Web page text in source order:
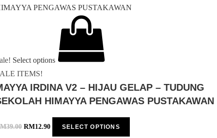
Select options
ITEMS!
IRDINA V2 – HIJAU GELAP – TUDUNG
HIMAYYA PENGAWAS PUSTAKAWAN
39.00 RM12.90 SELECT OPTIONS